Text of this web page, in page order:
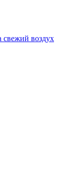
свежий воздух